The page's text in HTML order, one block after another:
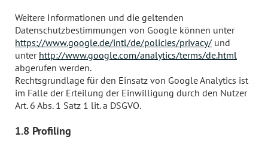
Weitere Informationen und die geltenden
Datenschutzbestimmungen von Google können unter
https://www.google.de/intl/de/policies/privacy/ und
unter http://www.google.com/analytics/terms/de.html
abgerufen werden.
Rechtsgrundlage für den Einsatz von Google Analytics ist
im Falle der Erteilung der Einwilligung durch den Nutzer
Art. 6 Abs. 1 Satz 1 lit. a DSGVO.
1.8 Profiling